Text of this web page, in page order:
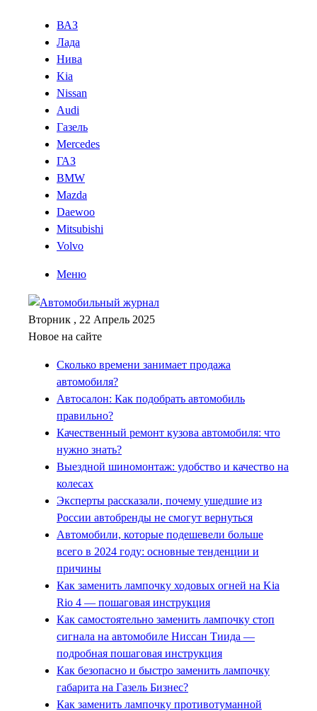
ВАЗ
Лада
Нива
Kia
Nissan
Audi
Газель
Mercedes
ГАЗ
BMW
Mazda
Daewoo
Mitsubishi
Volvo
Меню
Вторник , 22 Апрель 2025
Новое на сайте
Сколько времени занимает продажа
автомобиля?
Автосалон: Как подобрать автомобиль
правильно?
Качественный ремонт кузова автомобиля: что
нужно знать?
Выездной шиномонтаж: удобство и качество на
колесах
Эксперты рассказали, почему ушедшие из
России автобренды не смогут вернуться
Автомобили, которые подешевели больше
всего в 2024 году: основные тенденции и
причины
Как заменить лампочку ходовых огней на Kia
Rio 4 — пошаговая инструкция
Как самостоятельно заменить лампочку стоп
сигнала на автомобиле Ниссан Тиида —
подробная пошаговая инструкция
Как безопасно и быстро заменить лампочку
габарита на Газель Бизнес?
Как заменить лампочку противотуманной